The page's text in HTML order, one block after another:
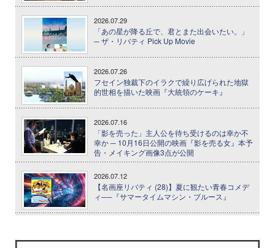
2026.07.29
「あの星が降る丘で、君とまた出会いたい。」
─ ザ・リバティ Pick Up Movie
2026.07.26
フセイン独裁下のイラクで繰り広げられた地獄
的世相を描いた映画『大統領のケーキ』
2026.07.16
「影を売った」主人公を待ち受けるのは幸か不
幸か ─ 10月16日公開の映画『影を売る女』本予
告・メイキング画像3点が公開
2026.07.12
【名画座リバティ (28)】夏に観たい青春コメデ
ィ──『サマータイムマシン・ブルース』